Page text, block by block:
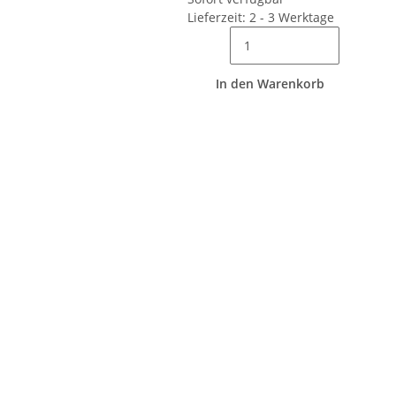
Lieferzeit: 2 - 3 Werktage
In den Warenkorb